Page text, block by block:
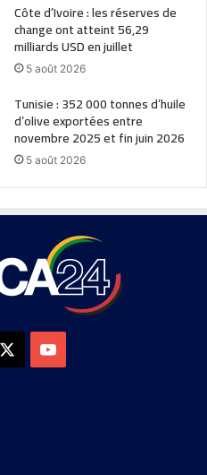
Côte d’Ivoire : les réserves de
change ont atteint 56,29
milliards USD en juillet
5 août 2026
Tunisie : 352 000 tonnes d’huile
d’olive exportées entre
novembre 2025 et fin juin 2026
5 août 2026